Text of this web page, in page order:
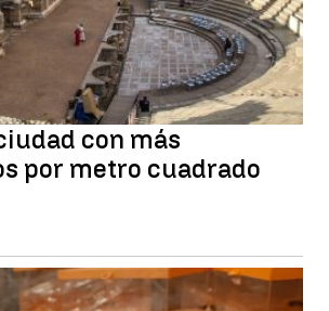
con más
por metro cuadrado